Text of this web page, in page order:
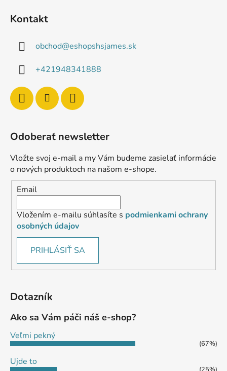
Kontakt
obchod@eshopshsjames.sk
+421948341888
Odoberať newsletter
Vložte svoj e-mail a my Vám budeme zasielať informácie
o nových produktoch na našom e-shope.
Email
Vložením e-mailu súhlasíte s podmienkami ochrany
osobných údajov
PRIHLÁSIŤ SA
Dotazník
Ako sa Vám páči náš e-shop?
Veľmi pekný
(67%)
Ujde to